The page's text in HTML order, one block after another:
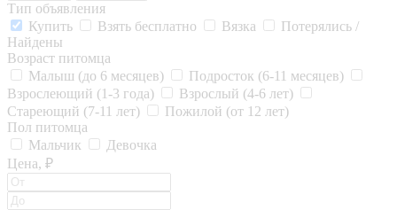
Тип объявления
Купить
Взять бесплатно Вязка
Потерялись /
Найдены
Возраст питомца
Малыш (до 6 месяцев)
Подросток (6-11 месяцев)
Взрослеющий (1-3 года)
Взрослый (4-6 лет)
Стареющий (7-11 лет)
Пожилой (от 12 лет)
Пол питомца
Мальчик
Девочка
Цена, ₽